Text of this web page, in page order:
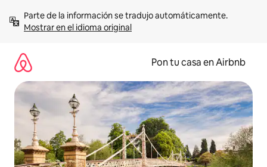
contenidoMostrar en el idioma original
Pon tu casa en Airbnb